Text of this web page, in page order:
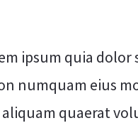
ipsum quia dolor
numquam eius
quaerat